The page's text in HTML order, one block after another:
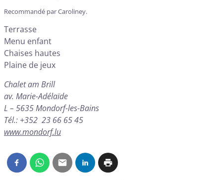
Recommandé par Caroliney.
Terrasse
Menu enfant
Chaises hautes
Plaine de jeux
Chalet am Brill
av. Marie-Adélaïde
L – 5635 Mondorf-les-Bains
Tél.: +352 23 66 65 45
www.mondorf.lu